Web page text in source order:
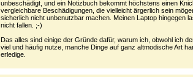
unbeschädigt, und ein Notizbuch bekommt höchstens einen
vergleichbare Beschädigungen, die vielleicht ärgerlich sein
sicherlich nicht unbenutzbar machen. Meinen Laptop hingegen
nicht fallen. ;-)
Das alles sind einige der Gründe dafür, warum ich, obwohl ich
viel und häufig nutze, manche Dinge auf ganz altmodische Art
erledige.